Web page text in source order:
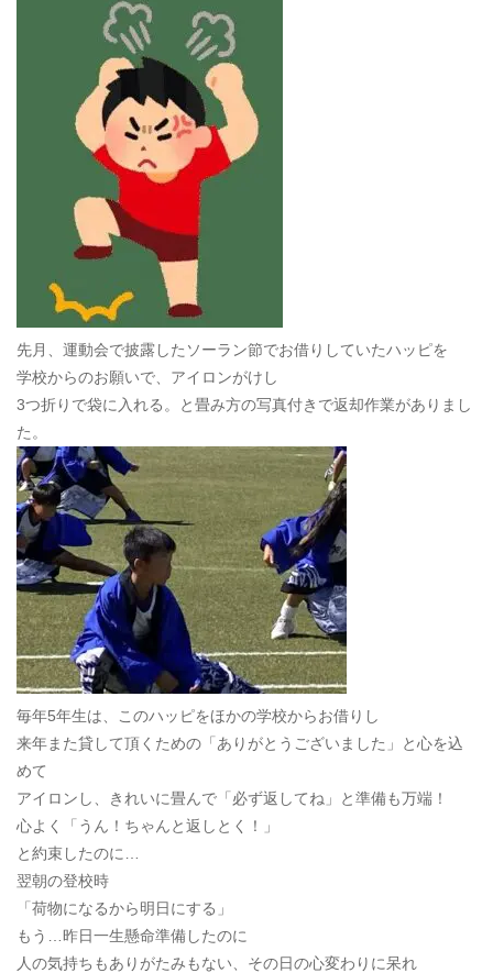
先月、運動会で披露したソーラン節でお借りしていたハッピを
学校からのお願いで、アイロンがけし
3つ折りで袋に入れる。と畳み方の写真付きで返却作業がありまし
た。
毎年5年生は、このハッピをほかの学校からお借りし
来年また貸して頂くための「ありがとうございました」と心を込
めて
アイロンし、きれいに畳んで「必ず返してね」と準備も万端！
心よく「うん！ちゃんと返しとく！」
と約束したのに…
翌朝の登校時
「荷物になるから明日にする」
もう…昨日一生懸命準備したのに
人の気持ちもありがたみもない、その日の心変わりに呆れ